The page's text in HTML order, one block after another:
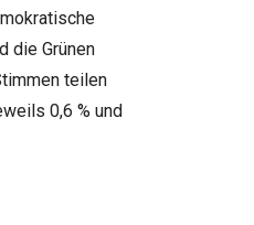
die Grünen
teilen
0,6 % und